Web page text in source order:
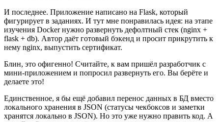
И последнее. Приложение написано на Flask, который
фигурирует в заданиях. И тут мне понравилась идея: на этапе
изучения Docker нужно развернуть дефолтный стек (nginx +
flask + db). Автор даёт готовый бэкенд и просит прикрутить к
нему nginx, выпустить сертификат.
Блин, это офигенно! Считайте, к вам пришёл разработчик с
мини-приложением и попросил развернуть его. Вы берёте и
делаете это!
Единственное, я бы ещё добавил перенос данных в БД вместо
локального хранения в JSON (статусы чекбоксов и заметки
хранятся локально в JSON). Но это уже нужно править код. А